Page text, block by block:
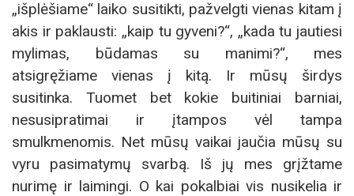
„išplėšiame“ laiko susitikti, pažvelgti vienas kitam į
akis ir paklausti: „kaip tu gyveni?“, „kada tu jautiesi
mylimas, būdamas su manimi?“, mes
atsigręžiame vienas į kitą. Ir mūsų širdys
susitinka. Tuomet bet kokie buitiniai barniai,
nesusipratimai ir įtampos vėl tampa
smulkmenomis. Net mūsų vaikai jaučia mūsų su
vyru pasimatymų svarbą. Iš jų mes grįžtame
nurimę ir laimingi. O kai pokalbiai vis nusikelia ir